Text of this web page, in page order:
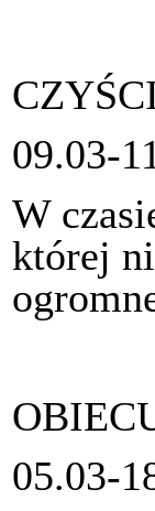
09.03-
W
której
05.03-